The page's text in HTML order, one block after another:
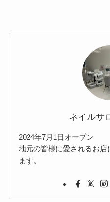
ネイルサ
2024年7月1日オープン
地元の皆様に愛されるお
ます。